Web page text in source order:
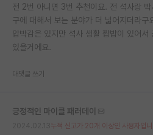
커리어
유학교육
반도체 아카데미
전 2번 아니면 3번 추천이요. 전 석사랑
구에 대해서 보는 분야가 더 넓어지더라
압박감은 있지만 석사 생활 짭밥이 있어
있을거에요.
대댓글 쓰기
긍정적인 마이클 패러데이
누적 신고가 20개 이상인 사용자입